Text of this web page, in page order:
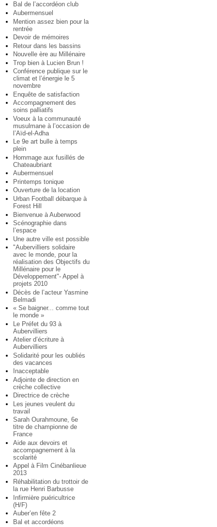
Bal de l’accordéon club
Aubermensuel
Mention assez bien pour la
rentrée
Devoir de mémoires
Retour dans les bassins
Nouvelle ère au Millénaire
Trop bien à Lucien Brun !
Conférence publique sur le
climat et l’énergie le 5
novembre
Enquête de satisfaction
Accompagnement des
soins palliatifs
Voeux à la communauté
musulmane à l’occasion de
l’Aïd-el-Adha
Le 9e art bulle à temps
plein
Hommage aux fusillés de
Chateaubriant
Aubermensuel
Printemps tonique
Ouverture de la location
Urban Football débarque à
Forest Hill
Bienvenue à Auberwood
Scénographie dans
l’espace
Une autre ville est possible
"Aubervilliers solidaire
avec le monde, pour la
réalisation des Objectifs du
Millénaire pour le
Développement"- Appel à
projets 2010
Décès de l’acteur Yasmine
Belmadi
« Se baigner... comme tout
le monde »
Le Préfet du 93 à
Aubervilliers
Atelier d’écriture à
Aubervilliers
Solidarité pour les oubliés
des vacances
Inacceptable
Adjointe de direction en
crèche collective
Directrice de crèche
Les jeunes veulent du
travail
Sarah Ourahmoune, 6e
titre de championne de
France
Aide aux devoirs et
accompagnement à la
scolarité
Appel à Film Cinébanlieue
2013
Réhabilitation du trottoir de
la rue Henri Barbusse
Infirmière puéricultrice
(H/F)
Auber’en fête 2
Bal et accordéons